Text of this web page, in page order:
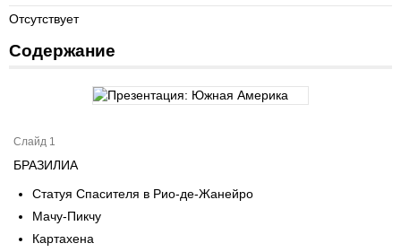
Отсутствует
Содержание
Слайд 1
БРАЗИЛИА
Статуя Спасителя в Рио-де-Жанейро
Мачу-Пикчу
Картахена